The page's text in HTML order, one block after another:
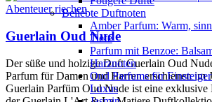
Beliebte Duftnoten
Amber Parfum: Warm,
Tiefe
Parfum mit Benzoe:
Harznoten
Oud Parfums für
Luxus
Abenteuer riechen
Guerlain Oud Nude
Der süße und holzige Duft Guerlain Oud
Parfum für Damen und Herren erschienen im
Guerlain Parfüm Oud Nude ist eine exklusive